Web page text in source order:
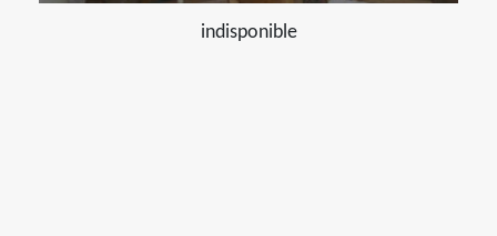
indisponible